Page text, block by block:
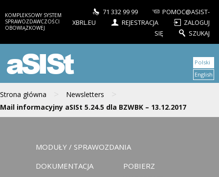
KOMPLEKSOWY SYSTEM
SPRAWOZDAWCZOŚCI
OBOWIĄZKOWEJ
71 332 99 99
POMOC@ASIST-
XBRL.EU
REJESTRACJA
ZALOGUJ
SIĘ
SZUKAJ
aSISt
Strona główna > Newsletters >
Mail informacyjny aSISt 5.24.5 dla BZWBK – 13.12.2017
Polski
English
MODUŁY / SPRAWOZDANIA
DOKUMENTACJA
POBIERZ